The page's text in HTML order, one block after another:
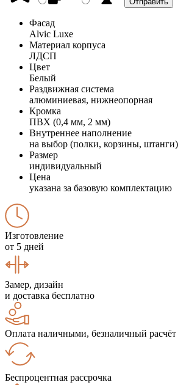
Фасад
Alvic Luxe
Материал корпуса
ЛДСП
Цвет
Белый
Раздвижная система
алюминиевая, нижнеопорная
Кромка
ПВХ (0,4 мм, 2 мм)
Внутреннее наполнение
на выбор (полки, корзины, штанги)
Размер
индивидуальный
Цена
указана за базовую комплектацию
Изготовление
от 5 дней
Замер, дизайн
и доставка бесплатно
Оплата наличными, безналичный расчёт
Беспроцентная рассрочка